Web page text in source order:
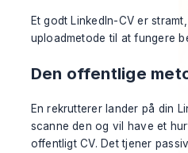
Et godt LinkedIn-CV er
uploadmetode til at fungere
Den offentlige
En rekrutterer lander på din
scanne den og vil have et
offentligt CV. Det tjener